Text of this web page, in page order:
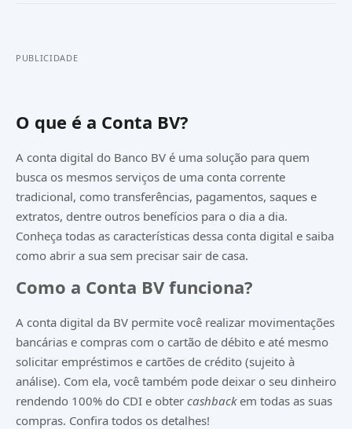
PUBLICIDADE
O que é a Conta BV?
A conta digital do Banco BV é uma solução para quem
busca os mesmos serviços de uma conta corrente
tradicional, como transferências, pagamentos, saques e
extratos, dentre outros benefícios para o dia a dia.
Conheça todas as características dessa conta digital e saiba
como abrir a sua sem precisar sair de casa.
Como a Conta BV funciona?
A conta digital da BV permite você realizar movimentações
bancárias e compras com o cartão de débito e até mesmo
solicitar empréstimos e cartões de crédito (sujeito à
análise). Com ela, você também pode deixar o seu dinheiro
rendendo 100% do CDI e obter cashbackem todas as suas
compras. Confira todos os detalhes!